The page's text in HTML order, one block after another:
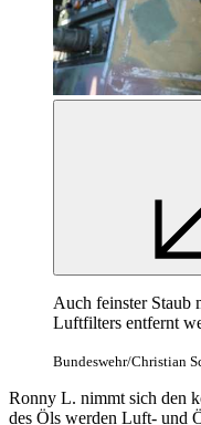
Auch feinster Staub
Luftfilters entfernt
Bundeswehr/Christian
Ronny L. nimmt sich den
des Öls werden Luft- und